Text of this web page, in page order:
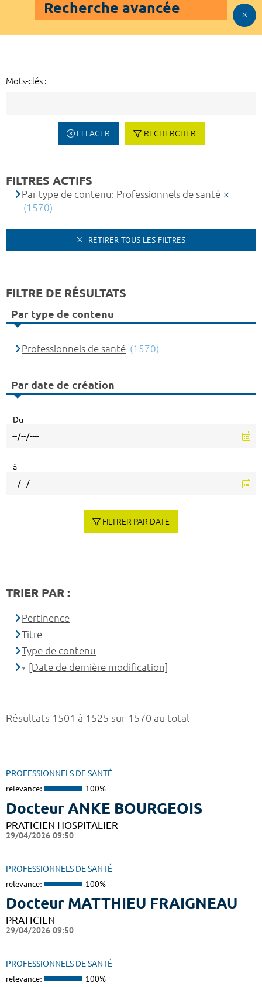
Recherche avancée
Mots-clés :
EFFACER RECHERCHER
Résultats 1501 à 1525 sur 1570 au total
PROFESSIONNELS DE SANTÉ
relevance: 100%
Docteur ANKE BOURGEOIS
PRATICIEN HOSPITALIER
29/04/2026 09:50
PROFESSIONNELS DE SANTÉ
relevance: 100%
Docteur MATTHIEU FRAIGNEAU
PRATICIEN
29/04/2026 09:50
PROFESSIONNELS DE SANTÉ
relevance: 100%
FILTRES ACTIFS
Par type de contenu: Professionnels de santé
(1570)
RETIRER TOUS LES FILTRES
FILTRE DE RÉSULTATS
Par type de contenu
Professionnels de santé (1570)
Par date de création
Du
à
FILTRER PAR DATE
TRIER PAR :
Pertinence
Titre
Type de contenu
[Date de dernière modification]